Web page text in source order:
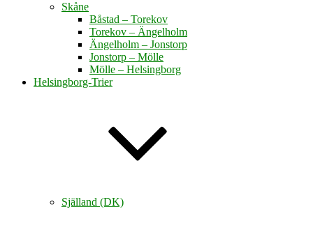
Skåne
Båstad – Torekov
Torekov – Ängelholm
Ängelholm – Jonstorp
Jonstorp – Mölle
Mölle – Helsingborg
Helsingborg-Trier
Själland (DK)